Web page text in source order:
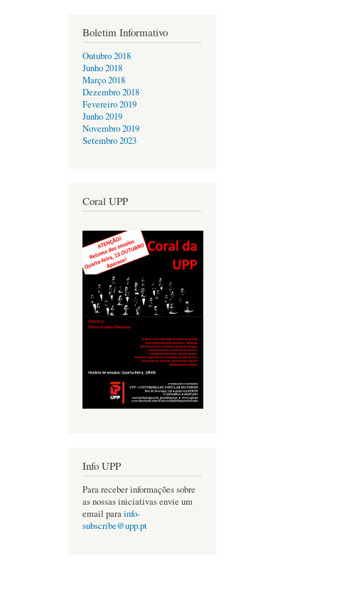
Boletim Informativo
Outubro 2018
Junho 2018
Março 2018
Dezembro 2018
Fevereiro 2019
Junho 2019
Novembro 2019
Setembro 2023
Coral UPP
Info UPP
Para receber informações sobre
as nossas iniciativas envie um
email parainfo-
subscribe@upp.pt